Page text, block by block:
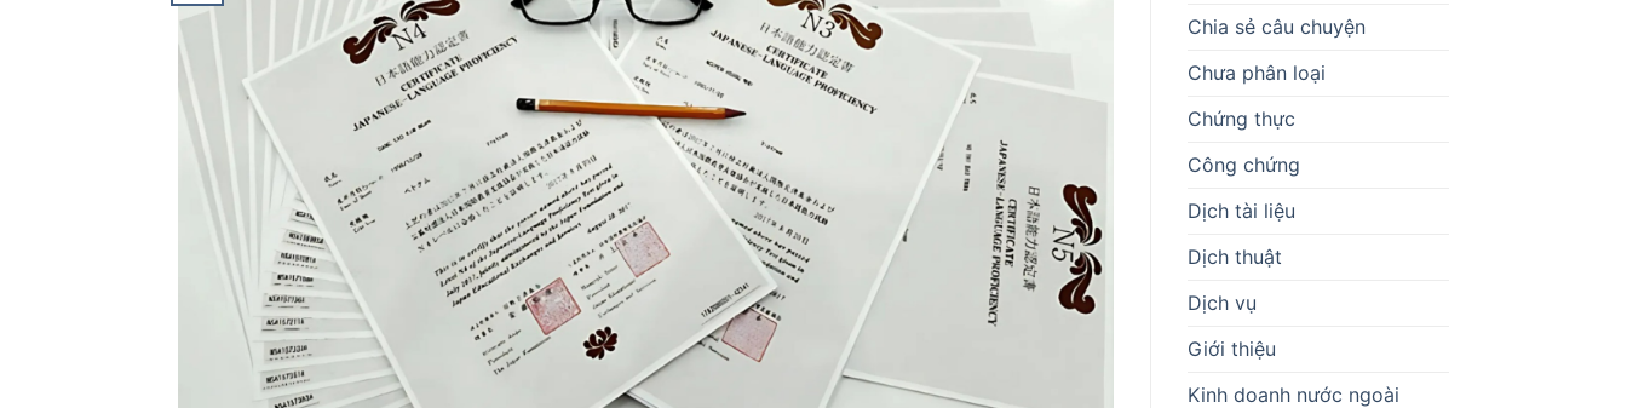
Chia sẻ câu chuyện
Chưa phân loại
Chứng thực
Công chứng
Dịch tài liệu
Dịch thuật
Dịch vụ
Giới thiệu
Kinh doanh nước ngoài